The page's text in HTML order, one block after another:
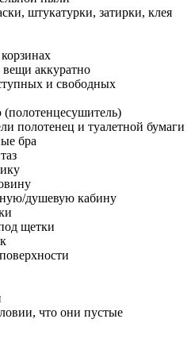
штукатурки, затирки, клея
аккуратно
и свободных
полотенец и туалетной бумаги
бра
душевую кабину
щетки
что они пустые